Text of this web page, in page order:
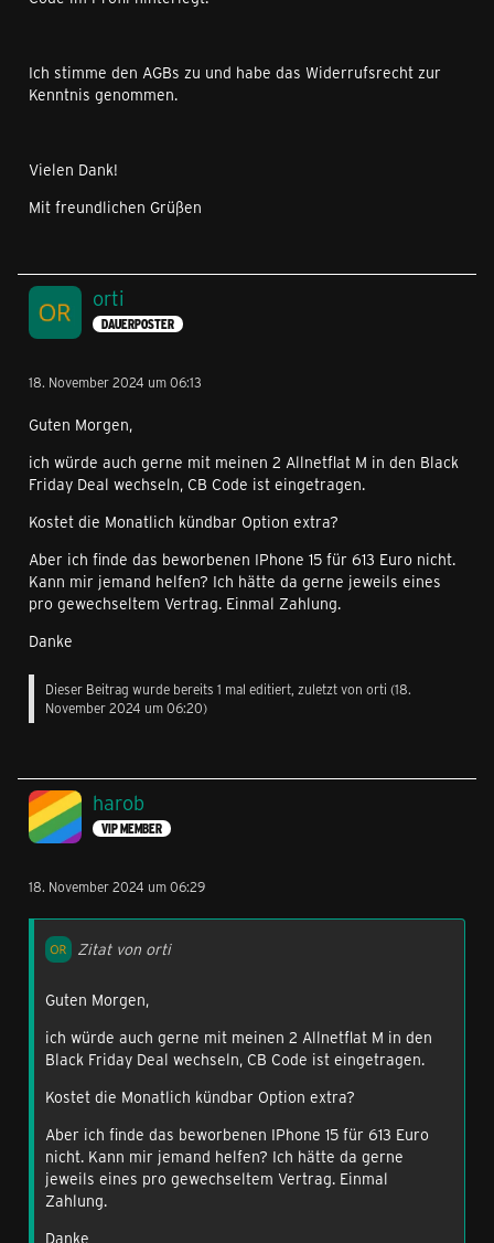
Ich stimme den AGBs zu und habe das Widerrufsrecht zur
Kenntnis genommen.
Vielen Dank!
Mit freundlichen Grüßen
orti
DAUERPOSTER
18. November 2024 um 06:13
Guten Morgen,
ich würde auch gerne mit meinen 2 Allnetflat M in den Black
Friday Deal wechseln, CB Code ist eingetragen.
Kostet die Monatlich kündbar Option extra?
Aber ich finde das beworbenen IPhone 15 für 613 Euro nicht.
Kann mir jemand helfen? Ich hätte da gerne jeweils eines
pro gewechseltem Vertrag. Einmal Zahlung.
Danke
Dieser Beitrag wurde bereits 1 mal editiert, zuletzt von orti (18.
November 2024 um 06:20)
harob
VIP MEMBER
18. November 2024 um 06:29
Zitat von orti
Guten Morgen,
ich würde auch gerne mit meinen 2 Allnetflat M in den
Black Friday Deal wechseln, CB Code ist eingetragen.
Kostet die Monatlich kündbar Option extra?
Aber ich finde das beworbenen IPhone 15 für 613 Euro
nicht. Kann mir jemand helfen? Ich hätte da gerne
jeweils eines pro gewechseltem Vertrag. Einmal
Zahlung.
Danke